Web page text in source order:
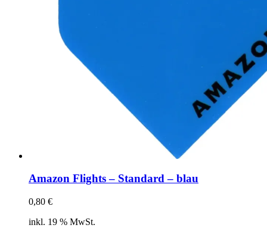
Amazon Flights – Standard – blau
0,80 €
inkl. 19 % MwSt.